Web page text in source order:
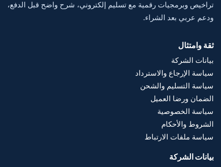
تراخيص وبرمجيات رقمية مع تسليم إلكتروني، شرح واضح قبل الدفع،
ودعم عربي بعد الشراء.
ثقة وامتثال
بيانات الشركة
سياسة الإرجاع والاسترداد
سياسة التسليم والشحن
الضمان ورضا العميل
سياسة الخصوصية
الشروط والأحكام
سياسة ملفات الارتباط
بيانات الشركة